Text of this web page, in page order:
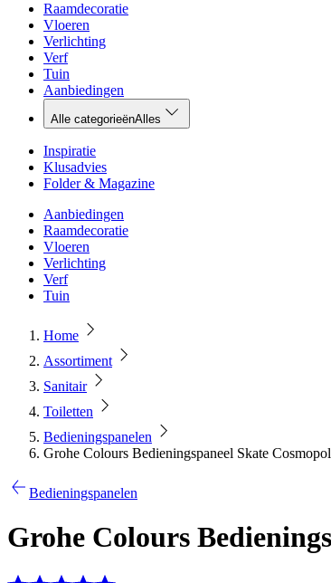
Raamdecoratie
Vloeren
Verlichting
Verf
Tuin
Aanbiedingen
Alle categorieënAlles
Inspiratie
Klusadvies
Folder & Magazine
Aanbiedingen
Raamdecoratie
Vloeren
Verlichting
Verf
Tuin
Home
Assortiment
Sanitair
Toiletten
Bedieningspanelen
Grohe Colours Bedieningspaneel Skate
Bedieningspanelen
Grohe Colours